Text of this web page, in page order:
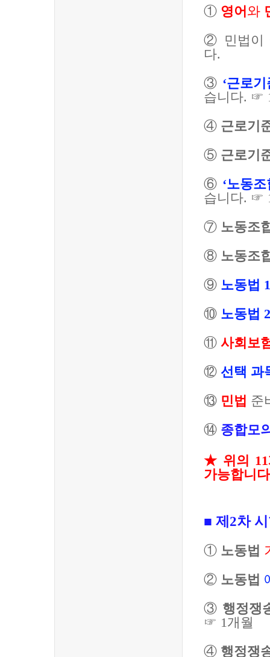
① 영어 와
② 민법이
다.
③ ‘근로
습니다. ☞
④ 근로기
⑤ 근로기
⑥ ‘노동
습니다. ☞
⑦ 노동조
⑧ 노동조
⑨ 노동법 1
⑩ 노동법 2
⑪ 사회보
⑫ 선택 과
⑬ 민법 준
⑭ 종합모
★ 위의 11
가능합니다
■ 제 2차
① 노동법
② 노동법
③ 행정쟁
☞ 1개월
④ 행정쟁